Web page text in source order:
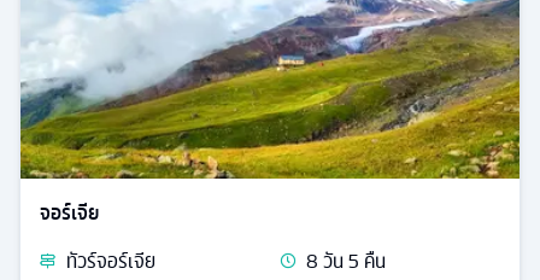
จอร์เจีย
ทัวร์จอร์เจีย 8วัน5 คืน